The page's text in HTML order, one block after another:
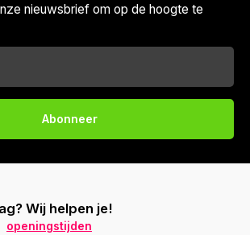
nieuwsbrief om op de hoogte te
Abonneer
Wij helpen je!
openingstijden